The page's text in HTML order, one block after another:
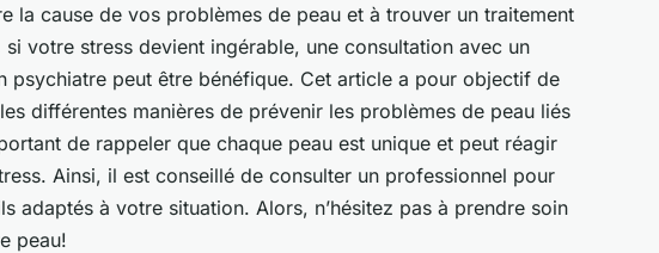
la cause de vos problèmes de peau et à trouver un traitement
votre stress devient ingérable, une consultation avec un
psychiatre peut être bénéfique. Cet article a pour objectif de
différentes manières de prévenir les problèmes de peau liés
de rappeler que chaque peau est unique et peut réagir
Ainsi, il est conseillé de consulter un professionnel pour
adaptés à votre situation. Alors, n’hésitez pas à prendre soin
peau!